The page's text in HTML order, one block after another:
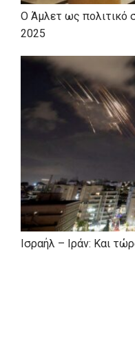
Ο Άμλετ ως πολιτικό
2025
Ισραήλ – Ιράν: Και